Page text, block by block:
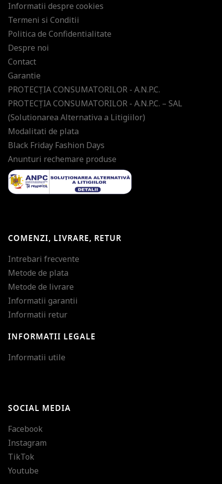
Informatii despre cookies
Termeni si Conditii
Politica de Confidentialitate
Despre noi
Contact
Garantie
PROTECŢIA CONSUMATORILOR - A.N.P.C.
PROTECŢIA CONSUMATORILOR - A.N.P.C. – SAL
(Solutionarea Alternativa a Litigiilor)
Modalitati de plata
Black Friday Fashion Days
Anunturi rechemare produse
COMENZI, LIVRARE, RETUR
Intrebari frecvente
Metode de plata
Metode de livrare
Informatii garantii
Informatii retur
INFORMATII LEGALE
Informatii utile
SOCIAL MEDIA
Facebook
Instagram
TikTok
Youtube